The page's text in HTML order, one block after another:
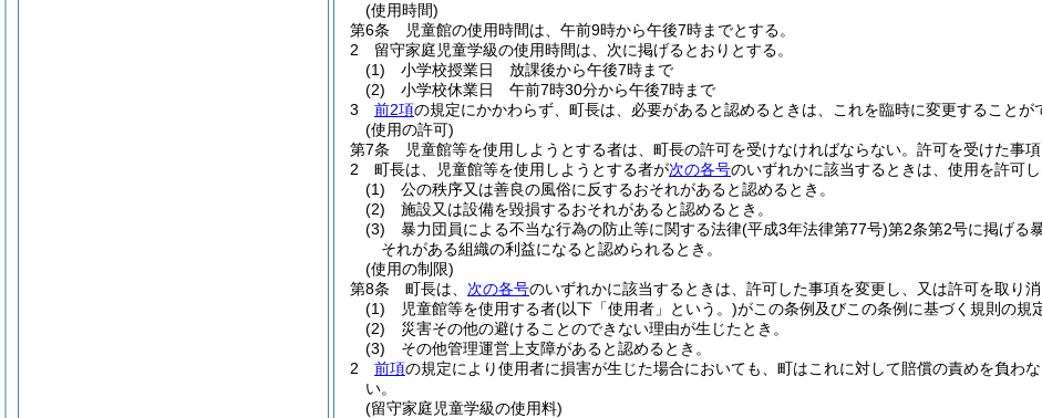
(使用時間)
第6条
児童館の使用時間は、午前9時から午後7時までとする。
2
留守家庭児童学級の使用時間は、次に掲げるとおりとする。
(1)
小学校授業日 放課後から午後7時まで
(2)
小学校休業日 午前7時30分から午後7時まで
3
前2項の規定にかかわらず、町長は、必要があると認めるときは、これを臨時に変更することが
(使用の許可)
第7条
児童館等を使用しようとする者は、町長の許可を受けなければならない。 許可を受けた事
2
町長は、児童館等を使用しようとする者が次の各号のいずれかに該当するときは、使用を許可し
(1)
公の秩序又は善良の風俗に反するおそれがあると認めるとき。
(2)
施設又は設備を毀損するおそれがあると認めるとき。
(3)
暴力団員による不当な行為の防止等に関する法律(平成3年法律第77号)第2条第2号に掲げる
それがある組織の利益になると認められるとき。
(使用の制限)
第8条
町長は、 次の各号のいずれかに該当するときは、許可した事項を変更し、又は許可を取り
(1)
児童館等を使用する者(以下「使用者」という。)がこの条例及びこの条例に基づく規則の規
(2)
災害その他の避けることのできない理由が生じたとき。
(3)
その他管理運営上支障があると認めるとき。
2
前項の規定により使用者に損害が生じた場合においても、町はこれに対して賠償の責めを負わな
い。
(留守家庭児童学級の使用料)